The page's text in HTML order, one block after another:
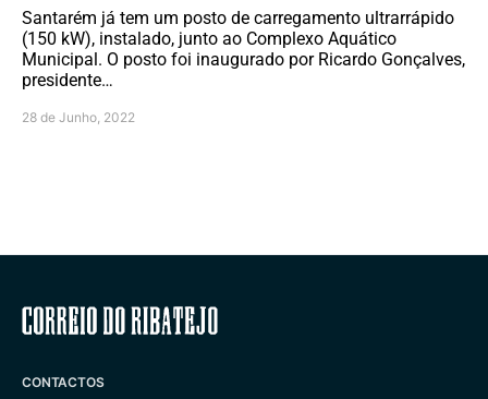
Santarém já tem um posto de carregamento ultrarrápido
(150 kW), instalado, junto ao Complexo Aquático
Municipal. O posto foi inaugurado por Ricardo Gonçalves,
presidente…
28 de Junho, 2022
Correio do Ribatejo
CONTACTOS